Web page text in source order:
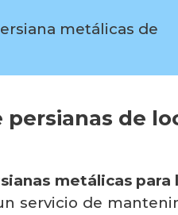
metálicas de
persianas de
metálicas para
servicio de